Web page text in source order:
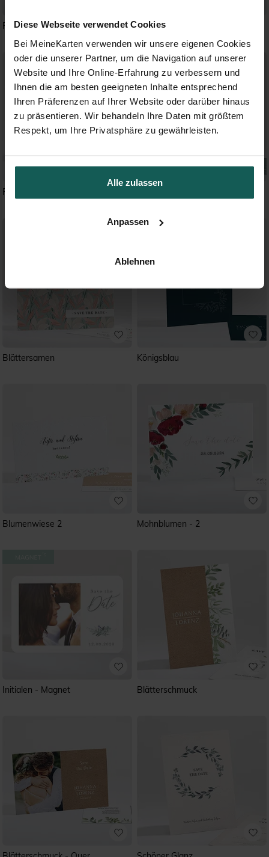
Diese Webseite verwendet Cookies
Bei MeineKarten verwenden wir unsere eigenen Cookies
oder die unserer Partner, um die Navigation auf unserer
Website und Ihre Online-Erfahrung zu verbessern und
Ihnen die am besten geeigneten Inhalte entsprechend
Ihren Präferenzen auf Ihrer Website oder darüber hinaus
zu präsentieren. Wir behandeln Ihre Daten mit größtem
Respekt, um Ihre Privatsphäre zu gewährleisten.
Alle zulassen
Anpassen
Ablehnen
Frühlingsdüfte Liebessamen - Magnet
Perfekt geplant
Blättersamen Königsblau
Blumenwiese 2 Mohnblumen - 2
Initialen - Magnet Blätterschmuck